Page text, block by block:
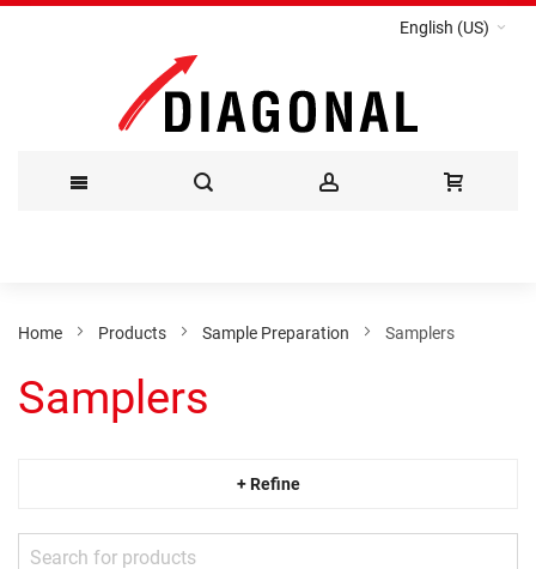
English (US)
Content
Home Products Sample Preparation Samplers
Samplers
+ Refine